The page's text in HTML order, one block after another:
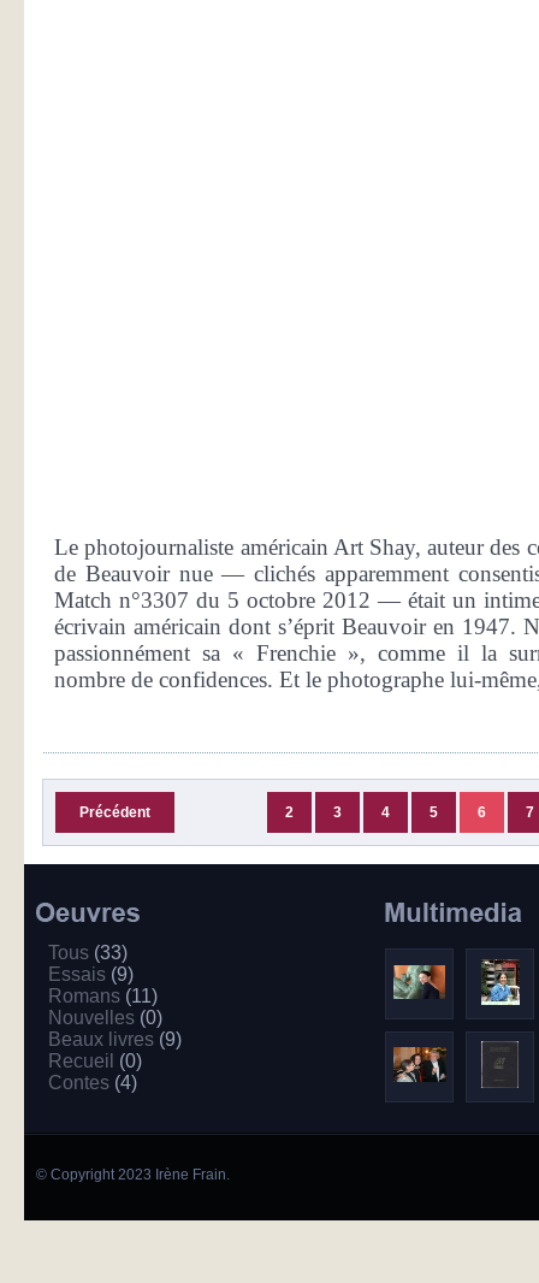
Le photojournaliste américain Art Shay, auteur des
de Beauvoir nue — clichés apparemment
Match n°3307 du 5 octobre 2012 — était un
écrivain américain dont s’éprit Beauvoir en 1947.
passionnément sa « Frenchie », comme il la
nombre de confidences. Et le photographe lui-
Précédent 2 3 4 5 6 7
Tous (33)
Essais (9)
Romans (11)
Nouvelles (0)
Beaux livres (9)
Recueil (0)
Contes (4)
© Copyright 2023 Irène Frain.